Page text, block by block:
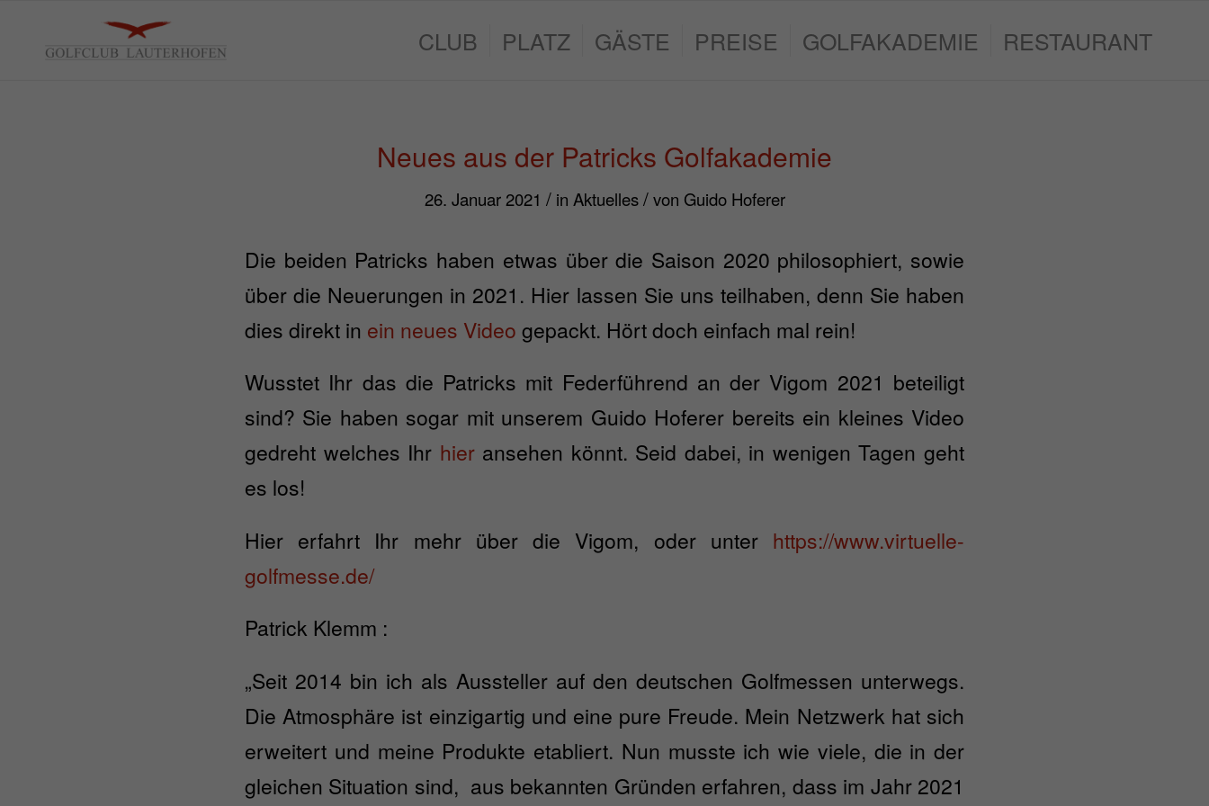
CLUB PLATZ GÄSTE PREISE GOLFAKADEMIE RESTAURANT
Neues aus der Patricks Golfakademie
26. Januar 2021 / in Aktuelles / von Guido Hoferer
Die beiden Patricks haben etwas über die Saison 2020 philosophiert, sowie
über die Neuerungen in 2021. Hier lassen Sie uns teilhaben, denn Sie haben
dies direkt in ein neues Video gepackt. Hört doch einfach mal rein!
Wusstet Ihr das die Patricks mit Federführend an der Vigom 2021 beteiligt
sind? Sie haben sogar mit unserem Guido Hoferer bereits ein kleines Video
gedreht welches Ihr hieransehen könnt. Seid dabei, in wenigen Tagen geht
es los!
Hier erfahrt Ihr mehr über die Vigom, oder unter https://www.virtuelle-
golfmesse.de/
Patrick Klemm :
„Seit 2014 bin ich als Aussteller auf den deutschen Golfmessen unterwegs.
Die Atmosphäre ist einzigartig und eine pure Freude. Mein Netzwerk hat sich
erweitert und meine Produkte etabliert. Nun musste ich wie viele, die in der
gleichen Situation sind, aus bekannten Gründen erfahren, dass im Jahr 2021